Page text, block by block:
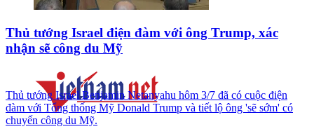
Thủ tướng Israel điện đàm với ông Trump, xác
nhận sẽ công du Mỹ
Thủ tướng Israel Benjamin Netanyahu hôm 3/7 đã có cuộc điện
đàm với Tổng thống Mỹ Donald Trump và tiết lộ ông 'sẽ sớm' có
chuyến công du Mỹ.